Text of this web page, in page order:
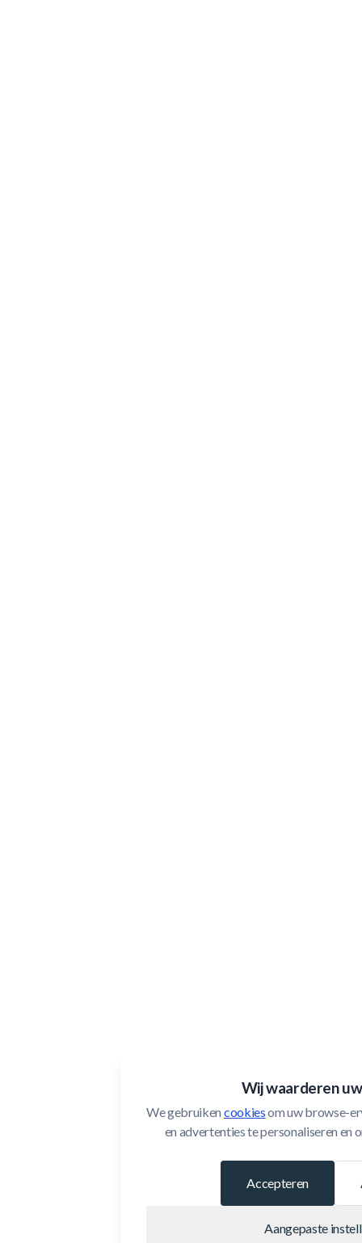
Wij waarderen
We gebruiken cookies om uw browse-
en advertenties te personaliseren en
Aangepaste
Accepteren